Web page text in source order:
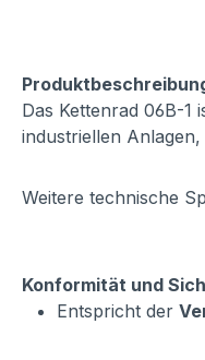
Das Kettenrad 06B-1
industriellen
Weitere technische
Konformität und
Entspricht der